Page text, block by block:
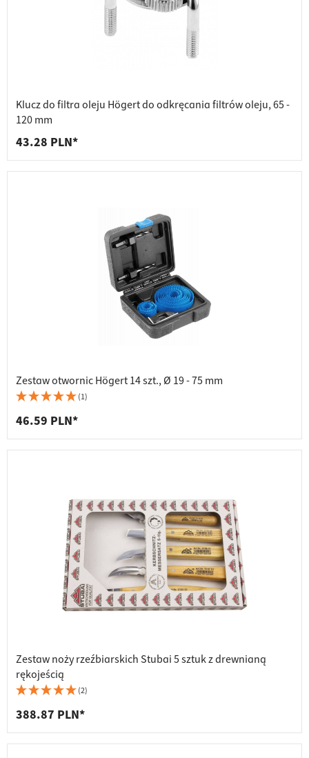
Klucz do filtra oleju Högert do odkręcania filtrów oleju, 65 -
120 mm
43.28 PLN*
Zestaw otwornic Högert 14 szt., Ø 19 - 75 mm
(1)
46.59 PLN*
Zestaw noży rzeźbiarskich Stubai 5 sztuk z drewnianą
rękojeścią
(2)
388.87 PLN*